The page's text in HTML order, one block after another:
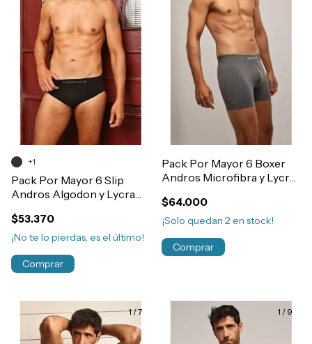
Pack Por Mayor 6 Slip
Andros Algodon y Lycra
$53.370
¡No te lo pierdas, es el último!
+1
Comprar
Pack Por Mayor 6 Boxer
Andros Microfibra y Lycra
$64.000
¡Solo quedan 2en stock!
Comprar
1/7 1 / 9